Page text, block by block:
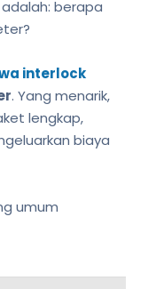
berapa
interlock
. Yang menarik,
lengkap,
biaya
umum